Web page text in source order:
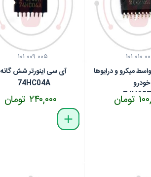
۰۱۰ ۰۰۵
میکرو و درایوها
خودرو
۱۰۱ ۰۰۹ ۰۰۵
آی سی اینورتر شش گانه
74HC04A
۲۴۰,۰۰۰ تومان
delete
remove
add